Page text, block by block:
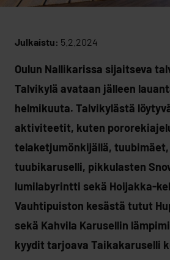
Julkaistu: 5.2.2024
Oulun Nallikarissa sijaitseva
Talvikylä avataan jälleen
helmikuuta. Talvikylästä
aktiviteetit, kuten
telaketjumönkijällä,
tuubikaruselli, pikkulasten
lumilabyrintti sekä Hoijakka-
Vauhtipuiston kesästä tutut
sekä Kahvila Karusellin
kyydit tarjoava Taikakaruselli